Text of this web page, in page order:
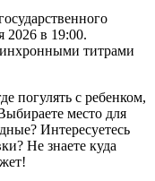
2026 в 19:00.
титрами
погулять с ребенком,
место для
Интересуетесь
Не знаете куда